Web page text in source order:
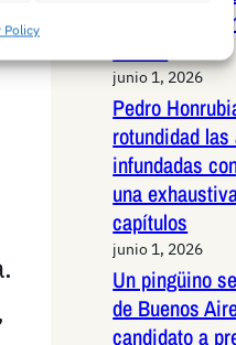
Policy
maniobras
junio 1, 2026
Pedro
rotundidad
infundadas
una
capítulos
junio 1, 2026
Un pingüino
de Buenos
candidato a